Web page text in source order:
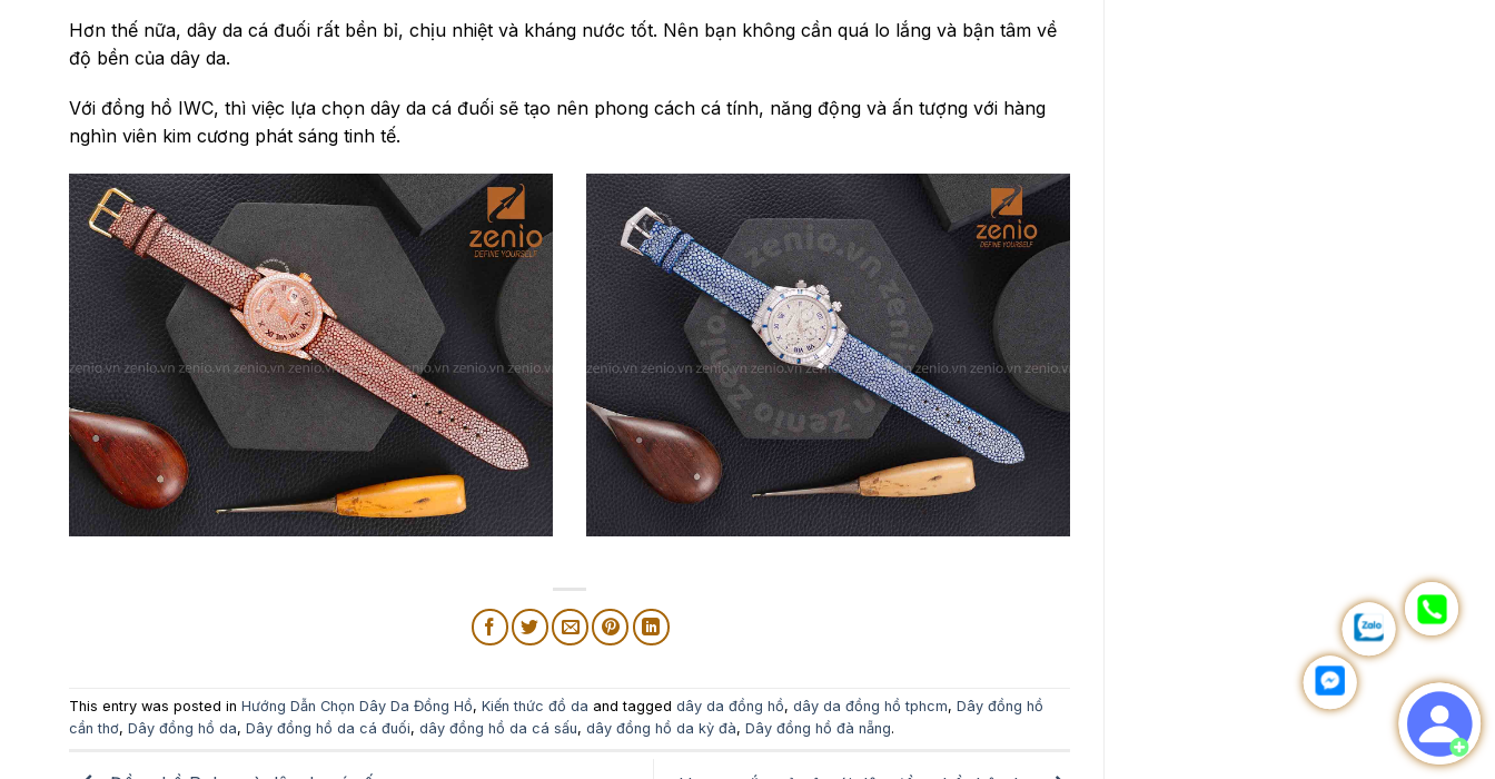
Hơn thế nữa, dây da cá đuối rất bền bỉ, chịu nhiệt và kháng nước tốt. Nên bạn không cần quá lo lắng và bận tâm về
độ bền của dây da.
Với đồng hồ IWC, thì việc lựa chọn dây da cá đuối sẽ tạo nên phong cách cá tính, năng động và ấn tượng với hàng
nghìn viên kim cương phát sáng tinh tế.
This entry was posted in Hướng Dẫn Chọn Dây Da Đồng Hồ, Kiến thức đồ da and tagged dây da đồng hồ, dây da đồng hồ tphcm, Dây đồng hồ
cần thơ, Dây đồng hồ da, Dây đồng hồ da cá đuối, dây đồng hồ da cá sấu, dây đồng hồ da kỳ đà, Dây đồng hồ đà nẵng.